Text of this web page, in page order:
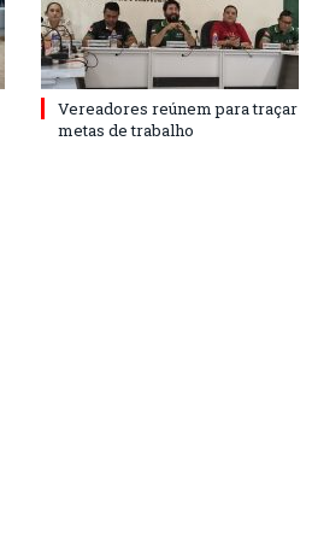
Vereadores reúnem para traçar
metas de trabalho